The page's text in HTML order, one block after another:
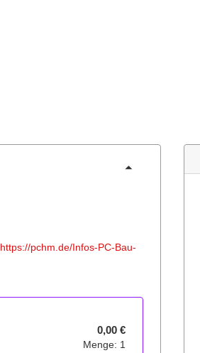
https://pchm.de/Infos-PC-Bau-
0,00 €
Menge: 1